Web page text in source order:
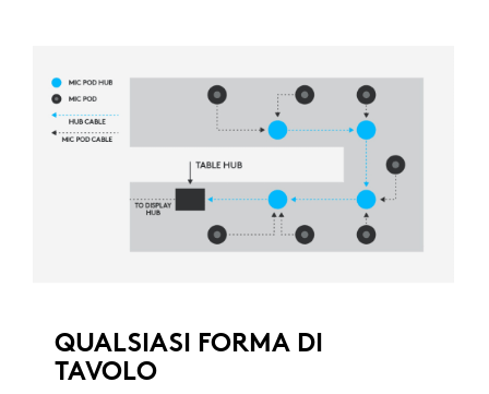
QUALSIASI FORMA DI
TAVOLO